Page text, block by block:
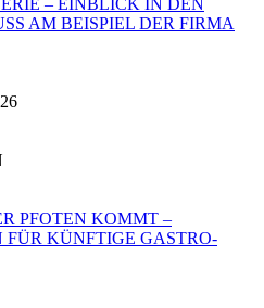
– EINBLICK IN DEN
AM BEISPIEL DER FIRMA
PFOTEN KOMMT –
KÜNFTIGE GASTRO-